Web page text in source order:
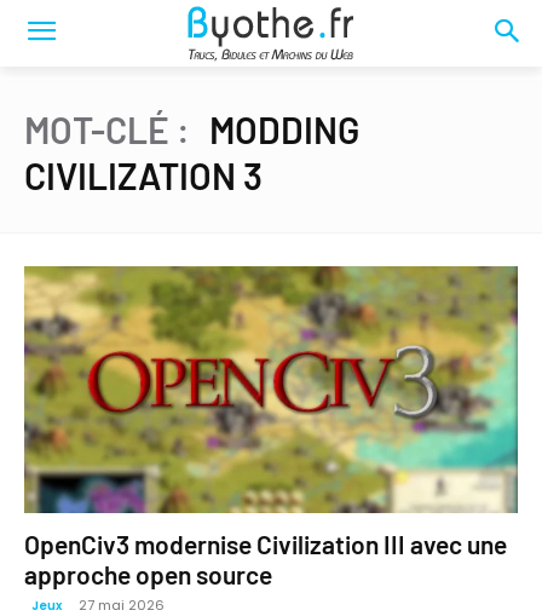
MOT-CLÉ : MODDING
CIVILIZATION 3
OpenCiv3 modernise Civilization III avec une
approche open source
Jeux 27 mai 2026